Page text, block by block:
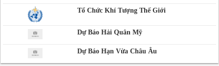
Campuchia
Tổ Chức Khí Tượng Thế Giới
Dự Báo Hải Quân Mỹ
Dự Báo Hạn Vừa Châu Âu